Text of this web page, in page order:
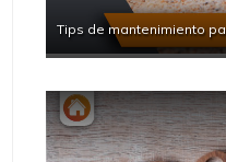
Tips de mantenimiento